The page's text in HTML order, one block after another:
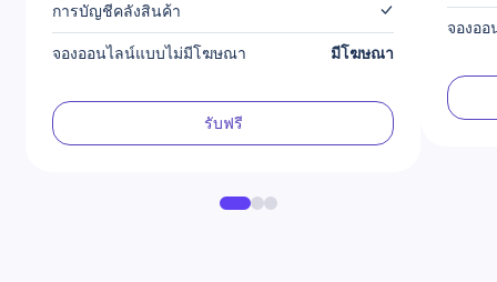
การบัญชีคลังสินค้า
จองออนไลน์แบบไม่มีโฆษณา มีโฆษณา
รับฟรี
จองอ